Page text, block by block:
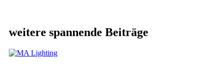
weitere spannende Beiträge